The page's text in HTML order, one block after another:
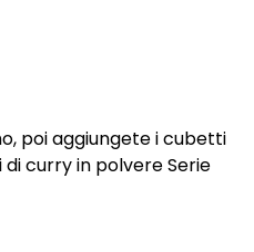
poi aggiungete i cubetti
curry in polvere Serie